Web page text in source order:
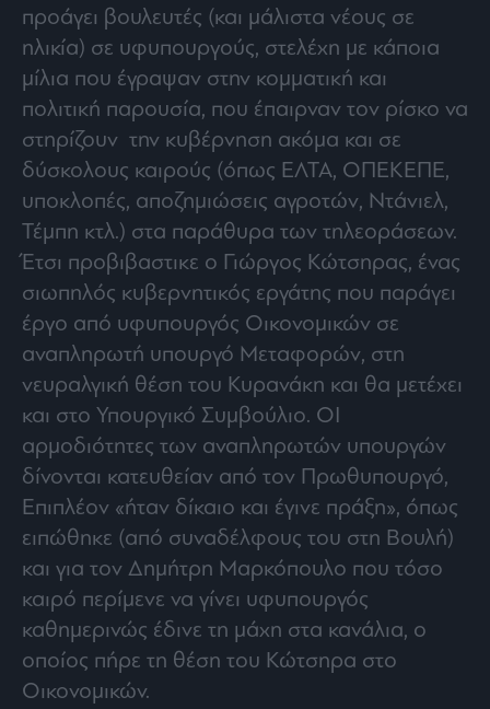
προάγει βουλευτές (και μάλιστα νέους σε
ηλικία) σε υφυπουργούς, στελέχη με κάποια
μίλια που έγραψαν στην κομματική και
πολιτική παρουσία, που έπαιρναν τον ρίσκο να
στηρίζουν την κυβέρνηση ακόμα και σε
δύσκολους καιρούς (όπως ΕΛΤΑ, ΟΠΕΚΕΠΕ,
υποκλοπές, αποζημιώσεις αγροτών, Ντάνιελ,
Τέμπη κτλ.) στα παράθυρα των τηλεοράσεων.
Έτσι προβιβαστικε ο Γιώργος Κώτσηρας, ένας
σιωπηλός κυβερνητικός εργάτης που παράγει
έργο από υφυπουργός Οικονομικών σε
αναπληρωτή υπουργό Μεταφορών, στη
νευραλγική θέση του Κυρανάκη και θα μετέχει
και στο Υπουργικό Συμβούλιο. ΟΙ
αρμοδιότητες των αναπληρωτών υπουργών
δίνονται κατευθείαν από τον Πρωθυπουργό,
Επιπλέον «ήταν δίκαιο και έγινε πράξη», όπως
ειπώθηκε (από συναδέλφους του στη Βουλή)
και για τον Δημήτρη Μαρκόπουλο που τόσο
καιρό περίμενε να γίνει υφυπουργός
καθημερινώς έδινε τη μάχη στα κανάλια, ο
οποίος πήρε τη θέση του Κώτσηρα στο
Οικονομικών.